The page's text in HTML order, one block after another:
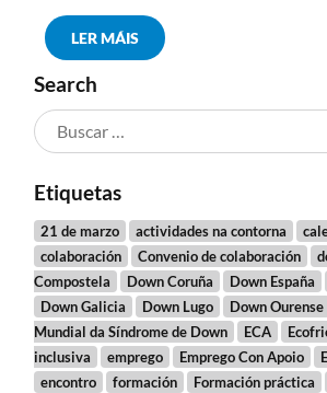
LER MÁIS
Search
Etiquetas
21 de marzo actividades na contorna
colaboración
Convenio de colaboración
Compostela
Down Coruña Down España
Down Galicia
Down Lugo Down Ourense
Mundial da Síndrome de Down
ECA
inclusiva
emprego Emprego Con Apoio
encontro
formación Formación práctica